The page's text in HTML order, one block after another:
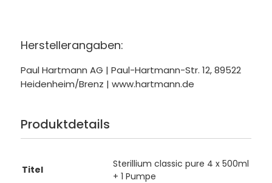
Herstellerangaben:
Paul Hartmann AG | Paul-Hartmann-Str. 12, 89522
Heidenheim/Brenz | www.hartmann.de
Produktdetails
Titel
Sterillium classic pure 4 x 500ml
+ 1 Pumpe